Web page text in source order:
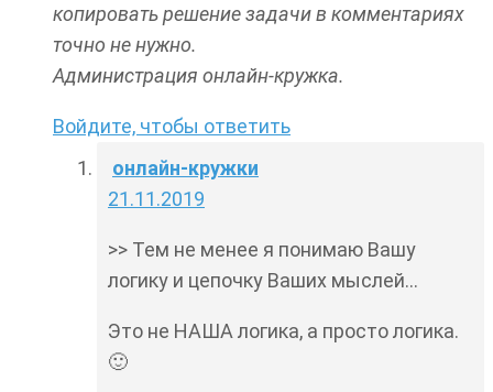
копировать решение задачи в комментариях
точно не нужно.
Администрация онлайн-кружка.
Войдите, чтобы ответить
онлайн-кружки
21.11.2019
>> Тем не менее я понимаю Вашу
логику и цепочку Ваших мыслей…
Это не НАША логика, а просто логика.
🙂